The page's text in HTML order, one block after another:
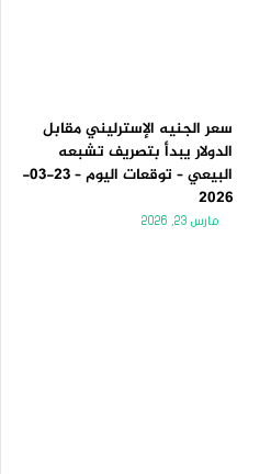
سعر الجنيه الإسترليني مقابل
الدولار يبدأ بتصريف تشبعه
البيعي – توقعات اليوم – 23-03-
2026
مارس 23, 2026